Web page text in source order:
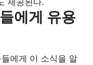
에게 유용
에게 이 소식을 알